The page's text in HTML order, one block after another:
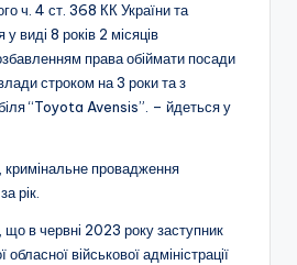
ч. 4 ст. 368 КК України та
виді 8 років 2 місяців
права обіймати посади
строком на 3 роки та з
“Toyota Avensis”. – йдеться у
провадження
рік.
що в червні 2023 року заступник
військової адміністрації